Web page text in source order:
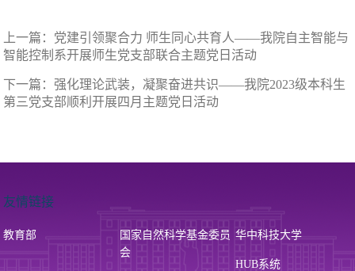
上一篇： 党建引领聚合力 师生同心共育人——我院自主智能与
智能控制系开展师生党支部联合主题党日活动
下一篇： 强化理论武装，凝聚奋进共识——我院2023级本科生
第三党支部顺利开展四月主题党日活动
友情链接
教育部
国家自然科学基金委员
会
华中科技大学
HUB系统